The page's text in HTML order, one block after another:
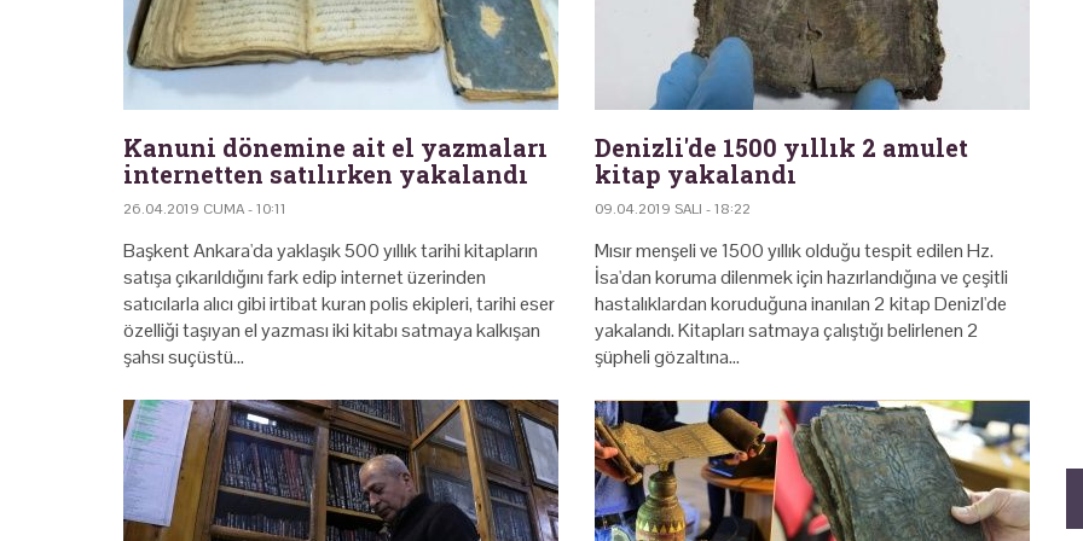
Kanuni dönemine ait el yazmaları
internetten satılırken yakalandı
26.04.2019 CUMA - 10:11
Başkent Ankara'da yaklaşık 500 yıllık tarihi kitapların
satışa çıkarıldığını fark edip internet üzerinden
satıcılarla alıcı gibi irtibat kuran polis ekipleri, tarihi eser
özelliği taşıyan el yazması iki kitabı satmaya kalkışan
şahsı suçüstü…
Denizli'de 1500 yıllık 2 amulet
kitap yakalandı
09.04.2019 SALI - 18:22
Mısır menşeli ve 1500 yıllık olduğu tespit edilen Hz.
İsa'dan koruma dilenmek için hazırlandığına ve çeşitli
hastalıklardan koruduğuna inanılan 2 kitap Denizl'de
yakalandı. Kitapları satmaya çalıştığı belirlenen 2
şüpheli gözaltına…